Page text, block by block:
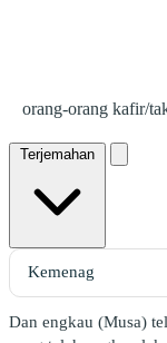
orang-orang kafir/
Terjemahan
Dan engkau (Musa)